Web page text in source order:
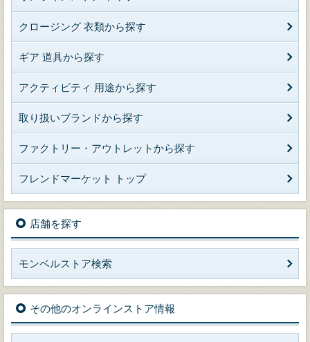
クロージング 衣類から探す
ギア 道具から探す
アクティビティ 用途から探す
取り扱いブランドから探す
ファクトリー・アウトレットから探す
フレンドマーケット トップ
店舗を探す
モンベルストア検索
その他のオンラインストア情報